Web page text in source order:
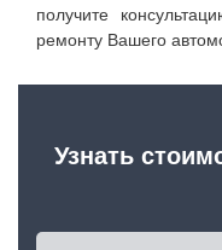
получите
ремонту Вашего
Узнать